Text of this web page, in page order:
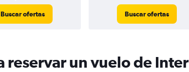
Buscar ofertas Buscar ofertas
reservar un vuelo de